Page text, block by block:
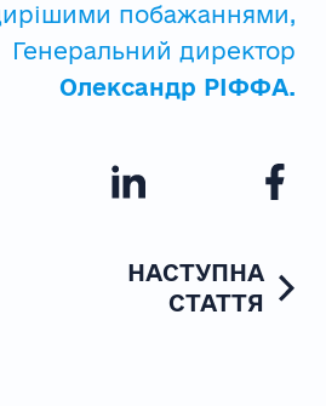
побажаннями,
Генеральний директор
Олександр РІФФА.
НАСТУПНА
СТАТТЯ